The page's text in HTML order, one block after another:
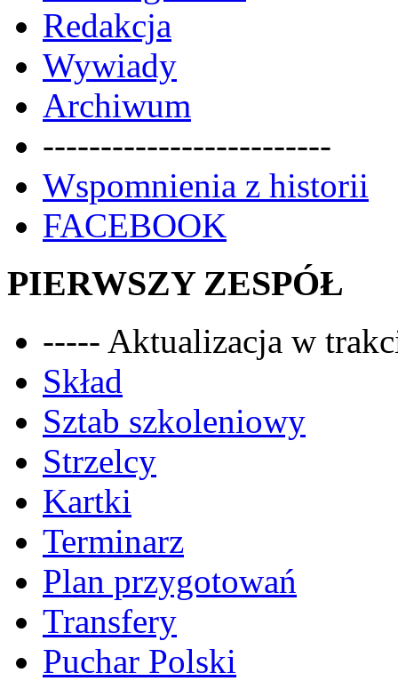
Redakcja
Wywiady
Archiwum
-------------------------
Wspomnienia z historii
FACEBOOK
PIERWSZY ZESPÓŁ
----- Aktualizacja w
Skład
Sztab szkoleniowy
Strzelcy
Kartki
Terminarz
Plan przygotowań
Transfery
Puchar Polski